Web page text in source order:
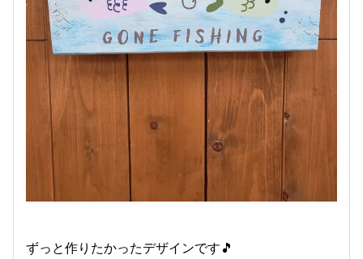
ずっと作りたかったデザインです🎵